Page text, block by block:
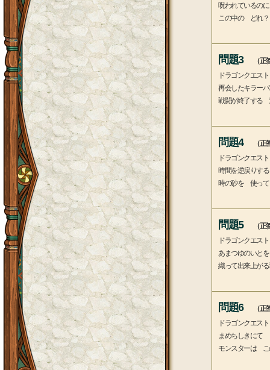
呪われているの
この中の どれ？
問題3
（
ドラゴンクエス
再会したキラー
戦闘が終了す
問題4
（
ドラゴンクエス
時間を逆戻りす
時の砂を 使って
問題5
（
ドラゴンクエス
あまつゆのいと
織って出来上が
問題6
（
ドラゴンクエス
まめちしきにて
モンスターは